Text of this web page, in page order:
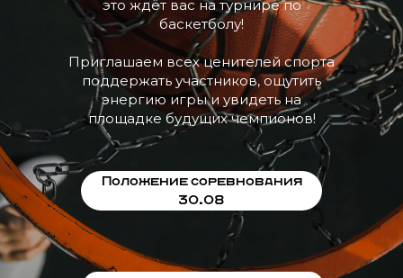
это ждёт вас на турнире по
баскетболу!
Приглашаем всех ценителей спорта
поддержать участников, ощутить
энергию игры и увидеть на
площадке будущих чемпионов!
Положение соревнования
30.08